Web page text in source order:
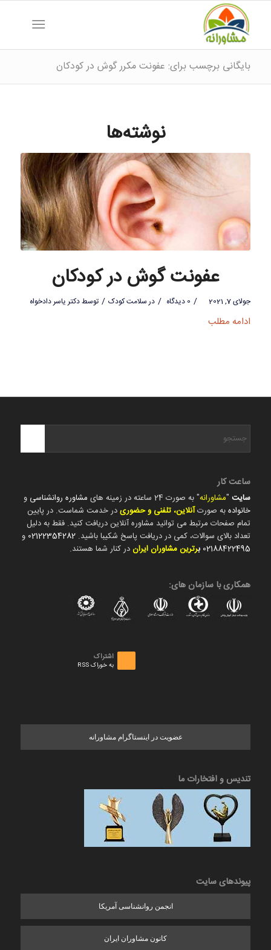
بایگانی برچسب برای: عفونت مکرر گوش در کودکان
نوشته‌ها
عفونت گوش در کودکان
جولای 7, 2021 / 0 دیدگاه / درسلامت کودک / توسطدکتر یاسر دادخواه
ادامه مطلب
ساعت کار
سایت"مشاورانه" به صورت 24 ساعته در زمینه های مشاوره روانشناسی و
خانوادهبه صورتآنلاین، تلفنی و حضوریدر خدمت شماست. در پایین
تمام صفحات مرتبط می توانید مشاوره آنلاین دریافت کنید. فقط به دلیل
تعداد بالای سوالات، کمی در دریافت پاسخ شکیبا باشید. 02122354282 و
02188422495 برترین مشاوران ایراندر کنار شما هستند.
همکاری با سازمان های:
اشتراک
به خوراک RSS
عضویت در اینستاگرام مشاورانه
تندیس و افتخارات ما
پیوندهای سایت
انجمن روانشناسی آمریکا
کانون مشاوران ایران